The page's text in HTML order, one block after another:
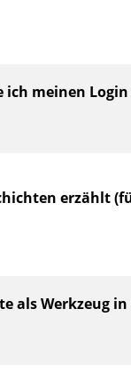
meinen
erzählt
als Werkzeug